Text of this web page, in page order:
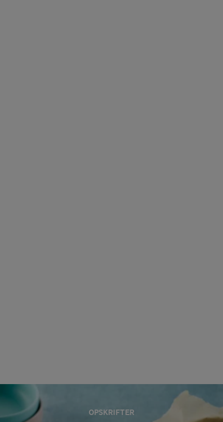
OPSKRIFTER